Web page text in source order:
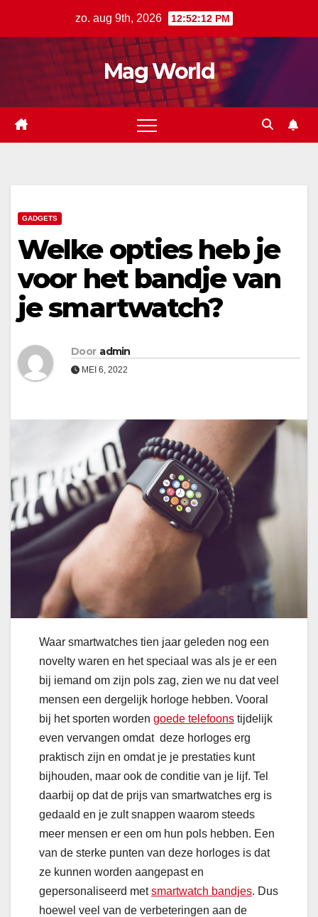
zo. aug 9th, 2026 12:52:13 PM
Mag World
GADGETS
Welke opties heb je
voor het bandje van
je smartwatch?
Door admin
MEI 6, 2022
Waar smartwatches tien jaar geleden nog een
novelty waren en het speciaal was als je er een
bij iemand om zijn pols zag, zien we nu dat veel
mensen een dergelijk horloge hebben. Vooral
bij het sporten worden goede telefoons tijdelijk
even vervangen omdat deze horloges erg
praktisch zijn en omdat je je prestaties kunt
bijhouden, maar ook de conditie van je lijf. Tel
daarbij op dat de prijs van smartwatches erg is
gedaald en je zult snappen waarom steeds
meer mensen er een om hun pols hebben. Een
van de sterke punten van deze horloges is dat
ze kunnen worden aangepast en
gepersonaliseerd metsmartwatch bandjes. Dus
hoewel veel van de verbeteringen aan de